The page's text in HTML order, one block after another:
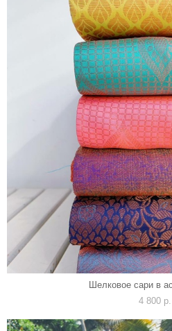
Шелковое сари в
4 800 p.